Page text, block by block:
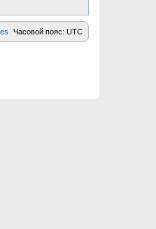
Часовой пояс: UTC